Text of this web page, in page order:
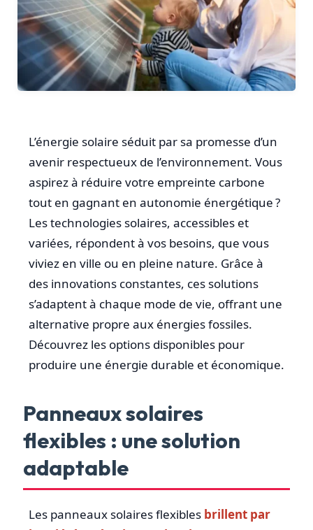
L’énergie solaire séduit par sa promesse d’un
avenir respectueux de l’environnement. Vous
aspirez à réduire votre empreinte carbone
tout en gagnant en autonomie énergétique ?
Les technologies solaires, accessibles et
variées, répondent à vos besoins, que vous
viviez en ville ou en pleine nature. Grâce à
des innovations constantes, ces solutions
s’adaptent à chaque mode de vie, offrant une
alternative propre aux énergies fossiles.
Découvrez les options disponibles pour
produire une énergie durable et économique.
Panneaux solaires
flexibles : une solution
adaptable
Les panneaux solaires flexibles brillent par